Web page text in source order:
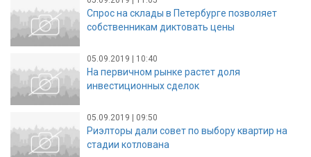
Спрос на склады в Петербурге позволяет
собственникам диктовать цены
05.09.2019 | 10:40
На первичном рынке растет доля
инвестиционных сделок
05.09.2019 | 09:50
Риэлторы дали совет по выбору квартир на
стадии котлована